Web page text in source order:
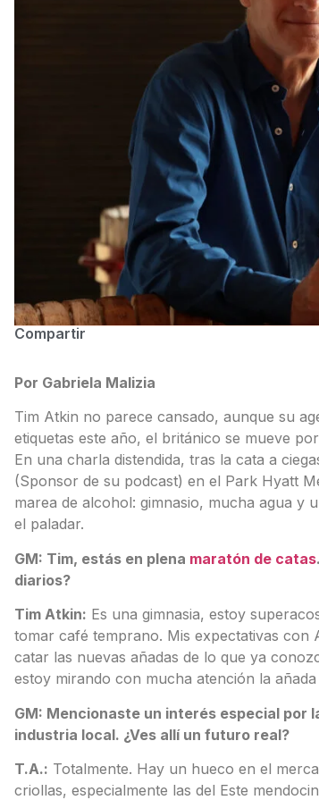
Compartir
Por Gabriela Malizia
Tim Atkin no parece cansado, aunque su
etiquetas este año, el británico se mueve
En una charla distendida, tras la cata a
(Sponsor de su podcast) en el Park Hyatt
marea de alcohol: gimnasio, mucha agua y
el paladar.
GM: Tim, estás en plena maratón de catas
diarios?
Tim Atkin: Es una gimnasia, estoy
tomar café temprano. Mis expectativas con
catar las nuevas añadas de lo que ya
estoy mirando con mucha atención la añada
GM: Mencionaste un interés especial por
industria local. ¿Ves allí un futuro real?
T.A.: Totalmente. Hay un hueco en el
criollas, especialmente las del Este